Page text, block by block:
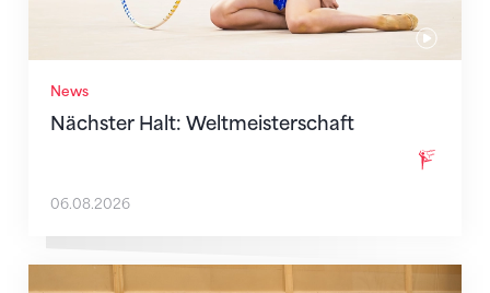
News
Nächster Halt: Weltmeisterschaft
06.08.2026
Mit klaren Zielen nach Zagreb